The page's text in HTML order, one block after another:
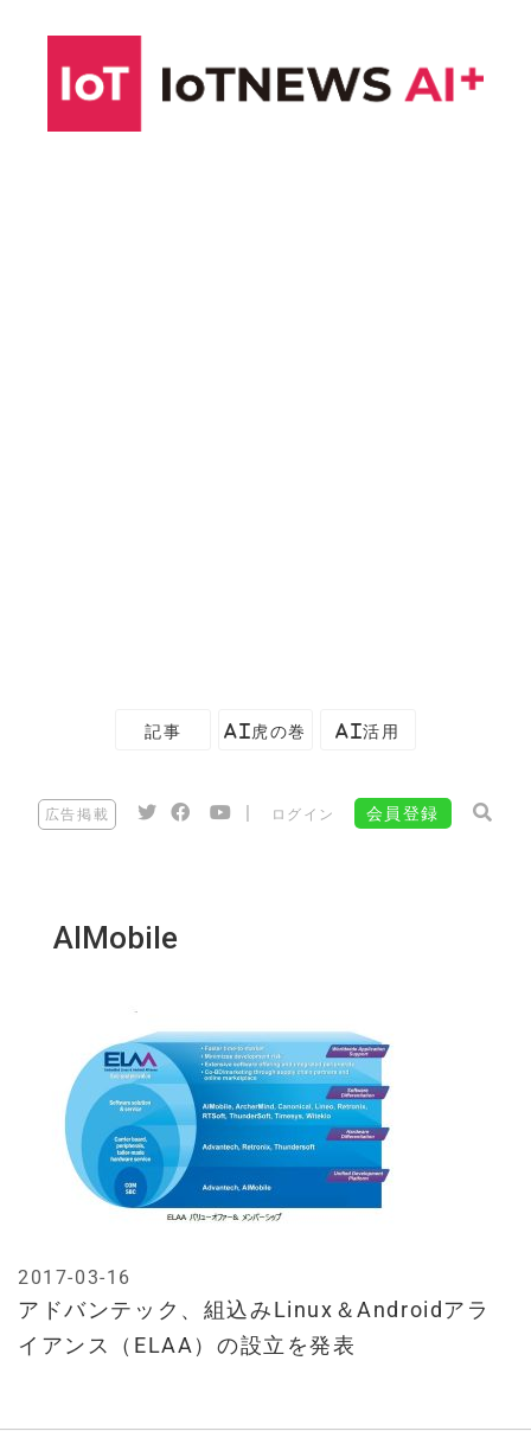
記事 AI虎の巻 AI活用
広告掲載 ログイン 会員登録
AIMobile
アドバンテック、組込みLinux＆Androidアラ
イアンス（ELAA）の設立を発表
2017-03-16